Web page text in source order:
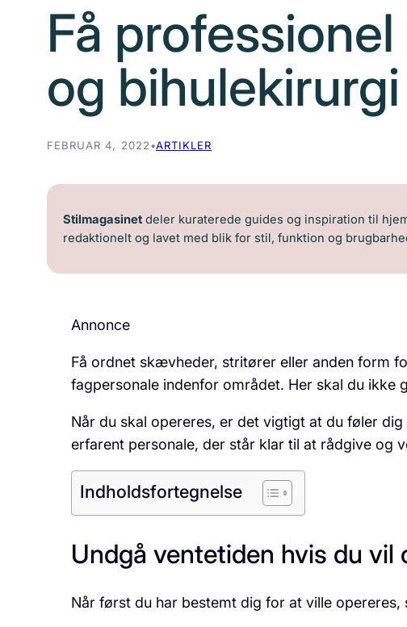
Få
og bihulekirurgi
FEBRUAR 4, 2022•ARTIKLER
Stilmagasinetdeler kuraterede guides og inspiration til
redaktionelt og lavet med blik for stil, funktion og
Annonce
Få ordnet skævheder, stritører eller anden form
fagpersonale indenfor området. Her skal du
Når du skal opereres, er det vigtigt at du føler
erfarent personale, der står klar til at rådgive og
Indholdsfortegnelse
Undgå ventetiden hvis du vil
Når først du har bestemt dig for at ville